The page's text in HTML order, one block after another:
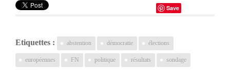
Save
Etiquettes : abstention démocratie élections
européennes FN politique résultats sondage